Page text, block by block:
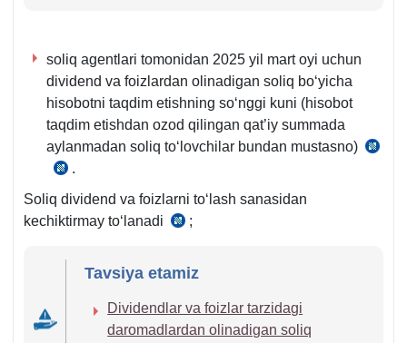
soliq agentlari tomonidan 2025 yil mart oyi uchun
dividend va foizlardan olinadigan soliq boʻyicha
hisobotni taqdim etishning soʻnggi kuni (hisobot
taqdim etishdan ozod qilingan qat’iy summada
aylanmadan soliq toʻlovchilar bundan mustasno)
SK
470-
1-
8-
.
Soliq dividend va foizlarni toʻlash sanasidan
kechiktirmay toʻlanadi
SK
m.
q.
;
Tavsiya etamiz
Dividendlar va foizlar tarzidagi
daromadlardan olinadigan soliq